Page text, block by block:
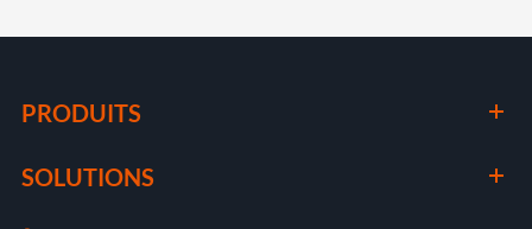
PRODUITS
SOLUTIONS